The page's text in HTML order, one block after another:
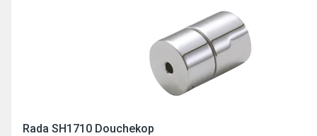
Rada SH1710 Douchekop